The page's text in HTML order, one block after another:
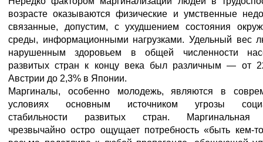
возрасте оказываются физические и умственные
связанные, допустим, с ухудшением состояния
среды, информационными нагрузками. Удельный вес
нарушенным здоровьем в общей численности
развитых стран к концу века был различным — от
Австрии до 2,3% в Японии.
Маргиналы, особенно молодежь, являются в
условиях основным источником угрозы
стабильности развитых стран. Маргинальная
чрезвычайно остро ощущает потребность «быть кем-